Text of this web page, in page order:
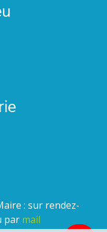
: sur rendez-
par mail